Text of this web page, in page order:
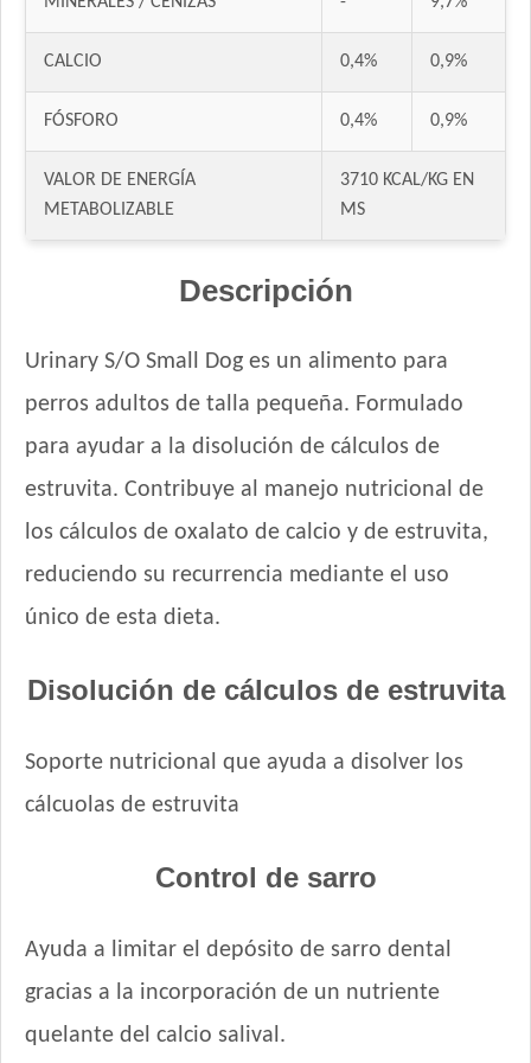
Jaspe Premium Perro Adulto Mordida Pequeña
Kongo Gold Perro Adulto de Razas Pequeñas
Maintenance Criadores Perro Adulto Razas Pequeñas
Max Pet Perro Adulto Mordida Pequeña
Maxxium Perro Adulto Pollo de Campo y Arroz
MisterPet Perro Adulto Control de Peso
Natural Meat Perro Adulto
Nature Perro Adulto Light
Nature Perro Adulto de Raza Pequeña
Nutribon XQ Control de Peso
Nutribon XQ Raza Pequeña
Nutrique Healthy Weight Dog
Old Prince Equilibrium Perro Adulto Razas Pequeñas
Old Prince Proteínas Noveles Perro Adulto Cerdo y Legumbres
Pampa Perro Mordida Pequeña
Pedigree Perro Adulto Razas Pequeñas Sabor Carne Y
CALCIO 0,4% 0,9%
FÓSFORO 0,4% 0,9%
VALOR DE ENERGÍA
METABOLIZABLE
3710 KCAL/KG EN
MS
Descripción
Urinary S/O Small Dog es un alimento para
perros adultos de talla pequeña. Formulado
para ayudar a la disolución de cálculos de
estruvita. Contribuye al manejo nutricional de
los cálculos de oxalato de calcio y de estruvita,
reduciendo su recurrencia mediante el uso
único de esta dieta.
Disolución de cálculos de estruvita
Soporte nutricional que ayuda a disolver los
cálcuolas de estruvita
Control de sarro
Ayuda a limitar el depósito de sarro dental
gracias a la incorporación de un nutriente
quelante del calcio salival.